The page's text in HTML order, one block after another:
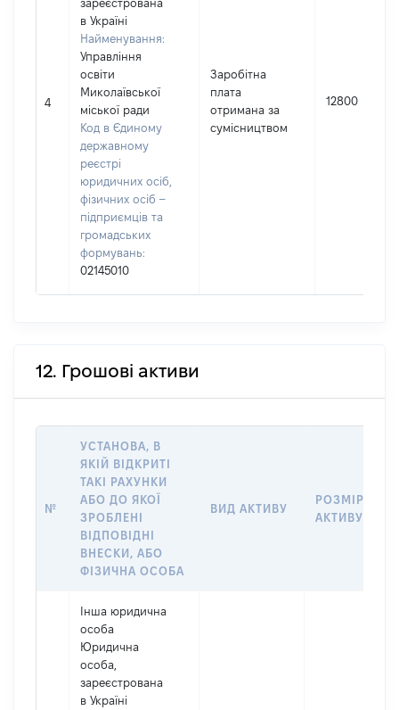
4
зареєстрована
в Україні
Найменування:
Управління
освіти
Миколаївської
міської ради
Код в Єдиному
державному
реєстрі
юридичних осіб,
фізичних осіб –
підприємців та
громадських
формувань:
02145010
Заробітна
плата
отримана за
сумісництвом
12800
12. Грошові активи
№
УСТАНОВА, В
ЯКІЙ ВІДКРИТІ
ТАКІ РАХУНКИ
АБО ДО ЯКОЇ
ЗРОБЛЕНІ
ВІДПОВІДНІ
ВНЕСКИ, АБО
ФІЗИЧНА ОСОБА
ВИД АКТИВУ
РОЗМІР
АКТИВУ
Інша юридична
особа
Юридична
особа,
зареєстрована
в Україні